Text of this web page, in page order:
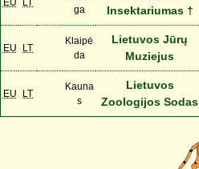
ga
Insektariumas †
EU LT
Klaipė
da
Lietuvos Jūrų
Muziejus
EU LT
Kauna
s
Lietuvos
Zoologijos Sodas